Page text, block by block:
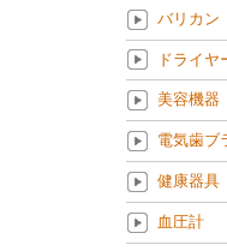
バリカン
ドライヤ
美容機器
電気歯ブ
健康器具
血圧計